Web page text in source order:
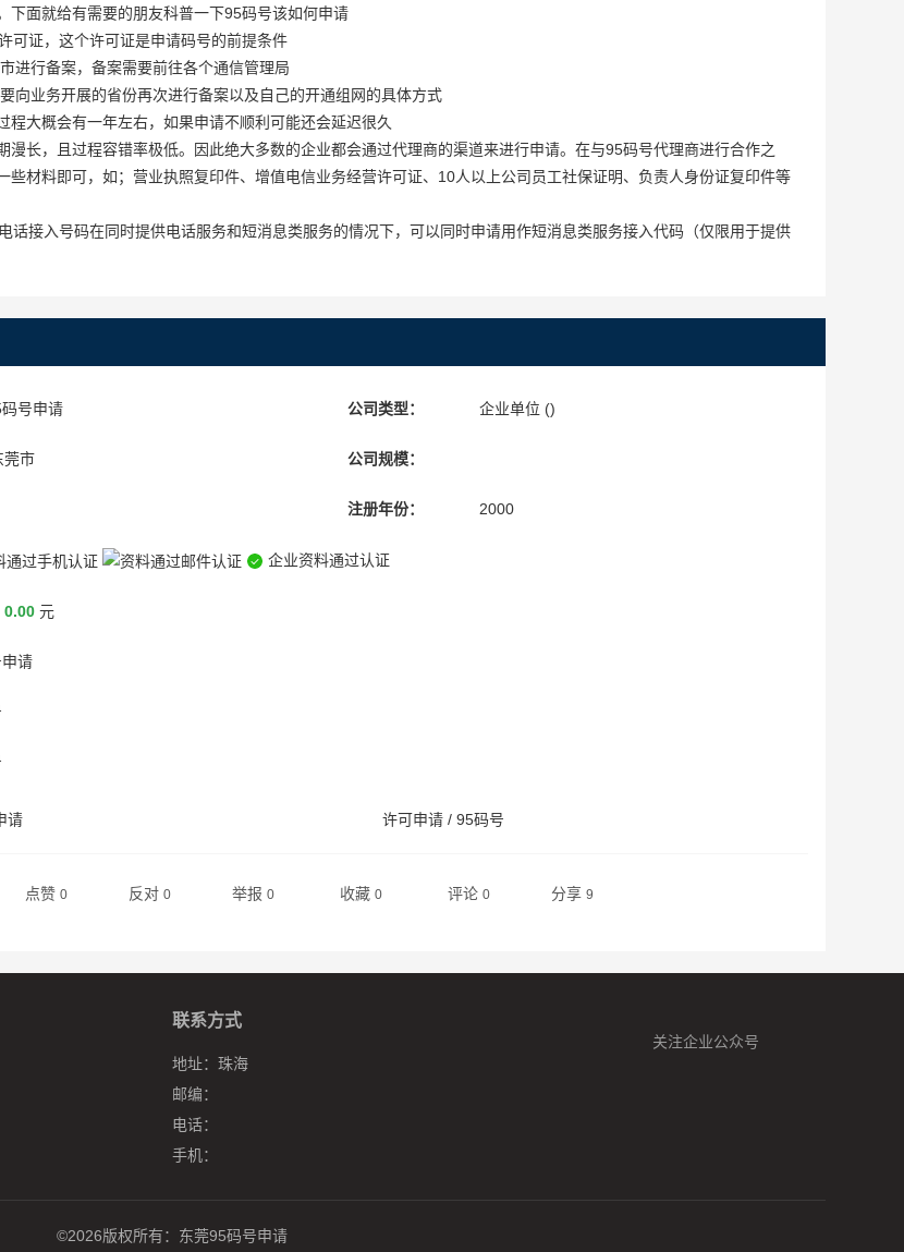
下面就给有需要的朋友科普一下95码号该如何申请
可证，这个许可证是申请码号的前提条件
进行备案，备案需要前往各个通信管理局
向业务开展的省份再次进行备案以及自己的开通组网的具体方式
程大概会有一年左右，如果申请不顺利可能还会延迟很久
漫长，且过程容错率极低。因此绝大多数的企业都会通过代理商的渠道来进行申请。在与95码号代理商进行合作之
些材料即可，如；营业执照复印件、增值电信业务经营许可证、10人以上公司员工社保证明、负责人身份证复印件等
话接入号码在同时提供电话服务和短消息类服务的情况下，可以同时申请用作短消息类服务接入代码（仅限用于提供
号申请 公司类型： 企业单位 ()
莞市 公司规模：
注册年份： 2000
企业资料通过认证
0.00 元
请
请 许可申请 / 95码号
点赞 0 反对 0 举报 0 收藏 0 评论 0 分享 9
联系方式
地址： 珠海
邮编：
电话：
手机：
关注企业公众号
©2026版权所有： 东莞95码号申请